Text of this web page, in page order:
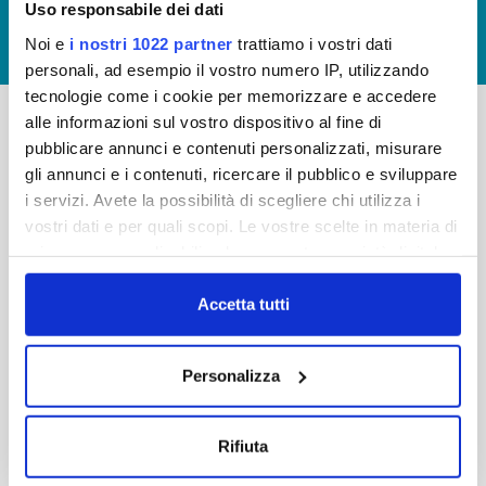
Uso responsabile dei dati
Noi e i nostri 1022 partner trattiamo i vostri dati
personali, ad esempio il vostro numero IP, utilizzando
tecnologie come i cookie per memorizzare e accedere
alle informazioni sul vostro dispositivo al fine di
pubblicare annunci e contenuti personalizzati, misurare
gli annunci e i contenuti, ricercare il pubblico e sviluppare
i servizi. Avete la possibilità di scegliere chi utilizza i
vostri dati e per quali scopi. Le vostre scelte in materia di
in cui avete effettuato le vostre scelte. È possibile
modificare o revocare il proprio consenso in qualsiasi
momento dalla Dichiarazione sui cookie o facendo clic
Con il tuo consenso, vorremmo anche:
raccogliere informazioni sulla tua posizione
Accetta tutti
Personalizza
Rifiuta
LAVORA CON NOI
Publiacqua S.p.A
Via Villamagna 90/c -
50126 Fi
Tel. +39 055688903
Reg Imprese Firenze
-
FAQ
PRIVACY POLICY
COOKIE
WHISTLEBLOWING
CREDITS